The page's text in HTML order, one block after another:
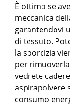
È ottimo se
meccanica
garantendovi
di tessuto.
la sporcizia
per
vedrete
aspirapolvere
consumo